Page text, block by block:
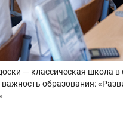
— классическая школа
образования: